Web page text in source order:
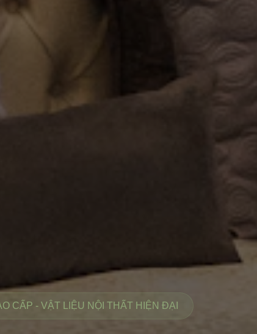
CẤP - VẬT LIỆU NỘI THẤT HIỆN ĐẠI